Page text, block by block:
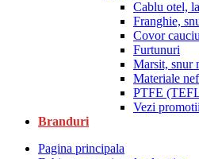
Cablu otel,
Franghie,
Covor
Furtunuri
Marsit, snur
Materiale
PTFE
Vezi
Branduri
Pagina principala